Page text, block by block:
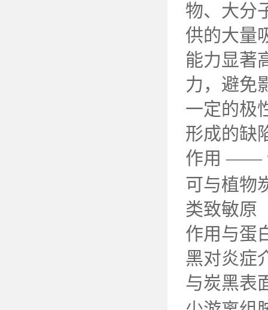
物、大分
供的大量
能力显著
力，避免
一定的极
形成的缺
作用 ——
可与植物
类致敏原
作用与蛋
黑对炎症
与炭黑表